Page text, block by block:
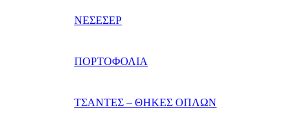
ΝΕΣΕΣΕΡ
ΠΟΡΤΟΦΟΛΙΑ
ΤΣΑΝΤΕΣ – ΘΗΚΕΣ ΟΠΛΩΝ